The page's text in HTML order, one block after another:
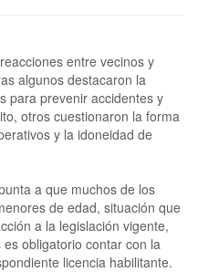
entre vecinos y
algunos destacaron la
para prevenir accidentes y
otros cuestionaron la forma
y la idoneidad de
a que muchos de los
de edad, situación que
a la legislación vigente,
obligatorio contar con la
licencia habilitante.